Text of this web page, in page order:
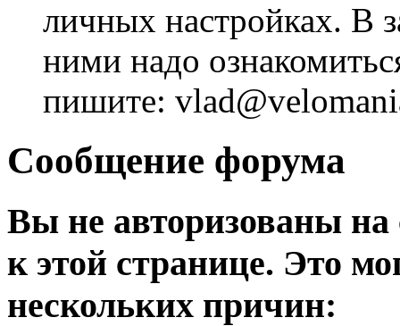
личных настройках. В
ними надо
пишите:
Сообщение форума
Вы не авторизованы на
к этой странице. Это
нескольких причин: